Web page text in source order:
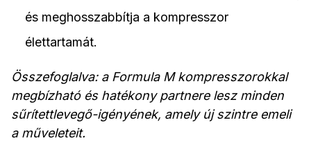
és meghosszabbítja a kompresszor
élettartamát.
Összefoglalva: a Formula M kompresszorokkal
megbízható és hatékony partnere lesz minden
sűrítettlevegő-igényének, amely új szintre emeli
a műveleteit.